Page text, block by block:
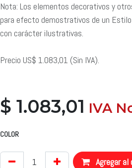
Nota: Los elementos decorativos y
para efecto demostrativos de un
con carácter ilustrativas.
Precio US$ 1.083,01 (Sin IVA).
$ 1.083,01 IVA
COLOR
Agregar